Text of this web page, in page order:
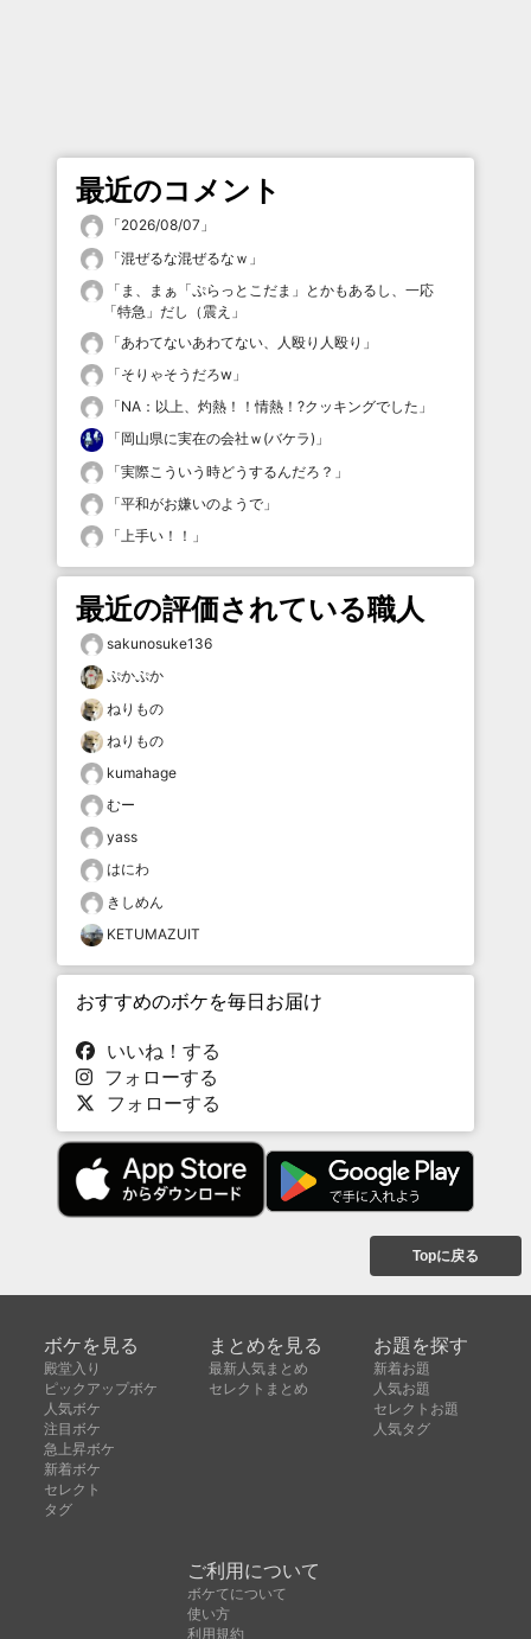
最近のコメント
「2026/08/07 」
「混ぜるな混ぜるなｗ 」
「 ま、まぁ「ぷらっとこだま」とかもあるし、一応
「特急」だし（震え 」
「あわてないあわてない、人殴り人殴り 」
「そりゃそうだろw 」
「NA：以上、灼熱！！情熱！?クッキングでした 」
「岡山県に実在の会社ｗ(バケラ) 」
「実際こういう時どうするんだろ？ 」
「平和がお嫌いのようで 」
「 上手い！！ 」
最近の評価されている職人
sakunosuke136
ぷかぷか
ねりもの
ねりもの
kumahage
むー
yass
はにわ
きしめん
KETUMAZUIT
おすすめのボケを毎日お届け
いいね！する
フォローする
フォローする
Topに戻る
ボケを見る
殿堂入り
ピックアップボケ
人気ボケ
注目ボケ
急上昇ボケ
新着ボケ
セレクト
タグ
まとめを見る
最新人気まとめ
セレクトまとめ
お題を探す
新着お題
人気お題
セレクトお題
人気タグ
ご利用について
ボケてについて
使い方
利用規約